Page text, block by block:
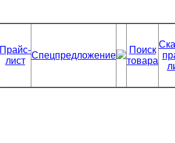
Прайс-
лист
Спецпредложение
Поиск
товара